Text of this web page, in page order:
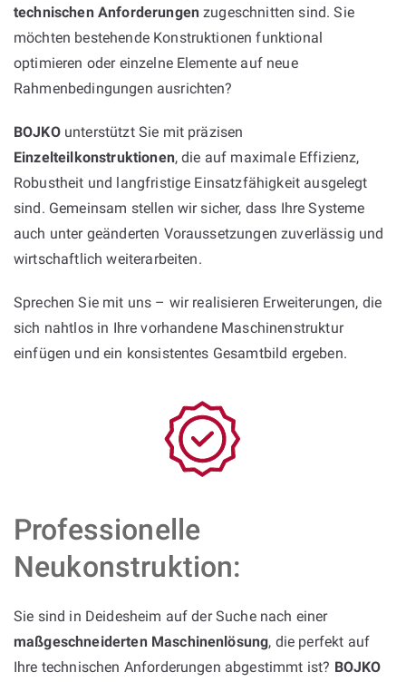
technischen Anforderungen zugeschnitten sind. Sie
möchten bestehende Konstruktionen funktional
optimieren oder einzelne Elemente auf neue
Rahmenbedingungen ausrichten?
BOJKOunterstützt Sie mit präzisen
Einzelteilkonstruktionen, die auf maximale Effizienz,
Robustheit und langfristige Einsatzfähigkeit ausgelegt
sind. Gemeinsam stellen wir sicher, dass Ihre Systeme
auch unter geänderten Voraussetzungen zuverlässig und
wirtschaftlich weiterarbeiten.
Sprechen Sie mit uns – wir realisieren Erweiterungen, die
sich nahtlos in Ihre vorhandene Maschinenstruktur
einfügen und ein konsistentes Gesamtbild ergeben.
Professionelle
Neukonstruktion:
Sie sind in Deidesheim auf der Suche nach einer
maßgeschneiderten Maschinenlösung, die perfekt auf
Ihre technischen Anforderungen abgestimmt ist? BOJKO